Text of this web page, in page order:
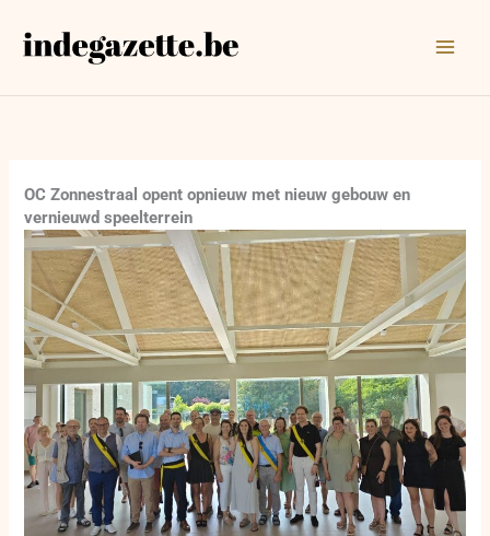
naar
OC Zonnestraal opent opnieuw met nieuw gebouw en
vernieuwd speelterrein